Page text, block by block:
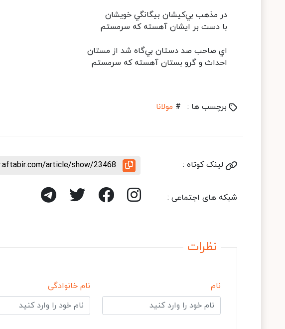
در مذهب بي‌کيشان بيگانگي خويشان
با دست بر ايشان آهسته که سرمستم
اي صاحب صد دستان بي‌گاه شد از مستان
احداث و گرو بستان آهسته که سرمستم
برچسب ها : # مولانا
لینک کوتاه : article/show/23468
شبکه های اجتماعی :
نظرات
نام نام خانوادگی